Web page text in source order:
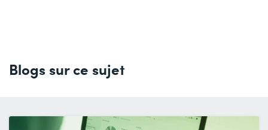
Blogs sur ce sujet